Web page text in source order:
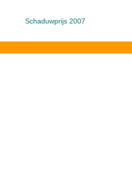
Schaduwprijs 2007